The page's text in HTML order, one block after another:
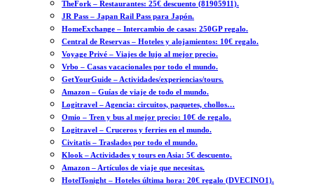
TheFork – Restaurantes: 25€ descuento (81905911).
JR Pass – Japan Rail Pass para Japón.
HomeExchange – Intercambio de casas: 250GP regalo.
Central de Reservas – Hoteles y alojamientos: 10€ regalo.
Voyage Privé – Viajes de lujo al mejor precio.
Vrbo – Casas vacacionales por todo el mundo.
GetYourGuide – Actividades/experiencias/tours.
Amazon – Guías de viaje de todo el mundo.
Logitravel – Agencia: circuitos, paquetes, chollos…
Omio – Tren y bus al mejor precio: 10€ de regalo.
Logitravel – Cruceros y ferries en el mundo.
Civitatis – Traslados por todo el mundo.
Klook – Actividades y tours en Asia: 5€ descuento.
Amazon – Artículos de viaje que necesitas.
HotelTonight – Hoteles última hora: 20€ regalo (DVECINO1).